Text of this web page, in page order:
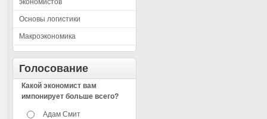
экономистов
Основы логистики
Макроэкономика
Голосование
Какой экономист вам
импонирует больше всего?
Адам Смит